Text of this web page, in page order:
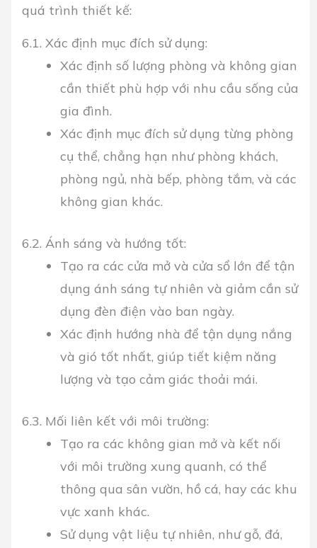
quá trình thiết kế:
6.1. Xác định mục đích sử dụng:
Xác định số lượng phòng và không gian
cần thiết phù hợp với nhu cầu sống của
gia đình.
Xác định mục đích sử dụng từng phòng
cụ thể, chẳng hạn như phòng khách,
phòng ngủ, nhà bếp, phòng tắm, và các
không gian khác.
6.2. Ánh sáng và hướng tốt:
Tạo ra các cửa mở và cửa sổ lớn để tận
dụng ánh sáng tự nhiên và giảm cần sử
dụng đèn điện vào ban ngày.
Xác định hướng nhà để tận dụng nắng
và gió tốt nhất, giúp tiết kiệm năng
lượng và tạo cảm giác thoải mái.
6.3. Mối liên kết với môi trường:
Tạo ra các không gian mở và kết nối
với môi trường xung quanh, có thể
thông qua sân vườn, hồ cá, hay các khu
vực xanh khác.
Sử dụng vật liệu tự nhiên, như gỗ, đá,